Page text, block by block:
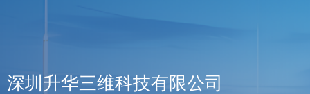
深圳升华三维科技有限公司